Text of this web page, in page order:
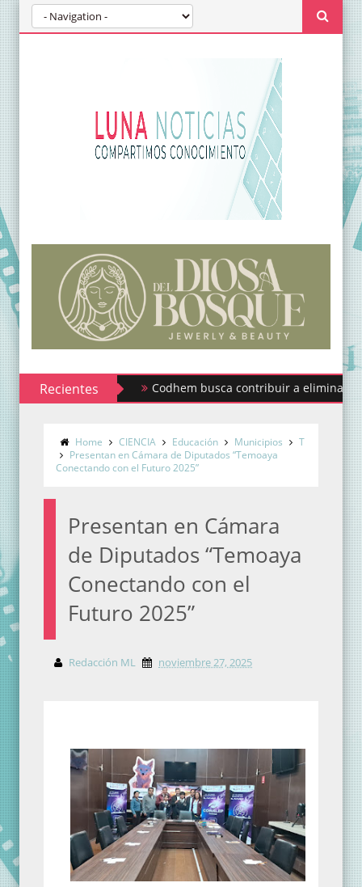
Recientes
Codhem busca contribuir a eliminar los
Sindicato de Maestros al Servicio del Estado
Home CIENCIA Educación Municipios
T
Presentan en Cámara de Diputados “Temoaya
Conectando con el Futuro 2025”
Presentan en Cámara
de Diputados “Temoaya
Conectando con el
Futuro 2025”
Redacción ML noviembre 27, 2025